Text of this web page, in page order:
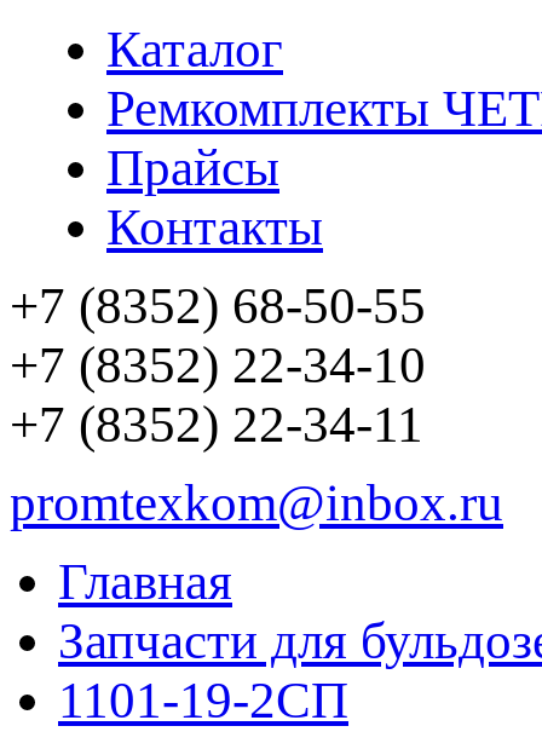
Каталог
Ремкомплекты
Прайсы
Контакты
+7 (8352) 68-50-55
+7 (8352) 22-34-10
+7 (8352) 22-34-11
promtexkom@inbox.ru
Главная
Запчасти для
1101-19-2СП